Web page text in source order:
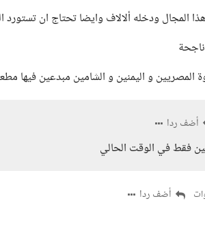
المجال ودخله ألالاف وايضا تحتاج ان تستورد
المصريين و اليمنين و الشامين مبدعين فيها
أضف ردا
فقط في الوقت الحالي
أضف ردا